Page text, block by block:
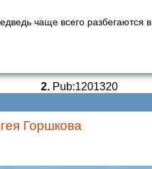
чаще всего разбегаются в
2.Pub:1201320
Горшкова